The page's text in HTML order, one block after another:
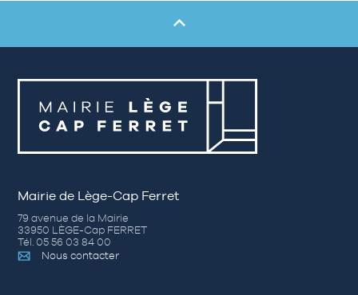
Mairie de Lège-Cap Ferret
79 avenue de la Mairie
33950 LÈGE-Cap FERRET
Tél. 05 56 03 84 00
Nous contacter